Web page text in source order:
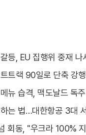
등, EU 집행위 중재 나
트랙 90일로 단축 강행
뉴 습격, 맥도날드 독
는 법…대한항공 3대
회동, "우크라 100%